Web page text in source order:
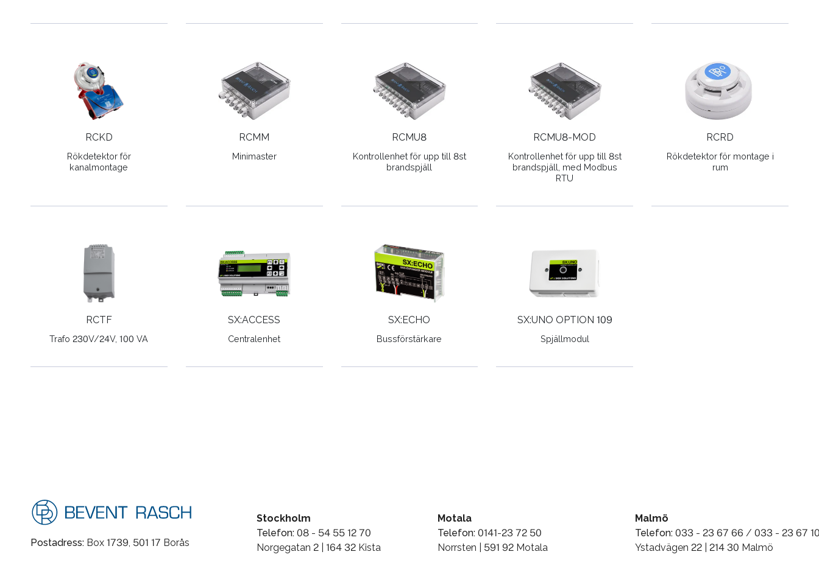
RCKD
Rökdetektor för
kanalmontage
RCMM
Minimaster
RCMU8
Kontrollenhet för upp till 8st
brandspjäll
RCMU8-MOD
Kontrollenhet för upp till 8st
brandspjäll, med Modbus
RTU
RCRD
Rökdetektor för montage i
rum
RCTF
Trafo 230V/24V, 100 VA
SX:ACCESS
Centralenhet
SX:ECHO
Bussförstärkare
SX:UNO OPTION 109
Spjällmodul
Postadress: Box 1739, 501 17 Borås
Stockholm
Telefon: 08 - 54 55 12 70
Norgegatan 2 | 164 32 Kista
Motala
Telefon: 0141-23 72 50
Norrsten | 591 92 Motala
Malmö
Telefon: 033 - 23 67 66 / 033 - 23 67
Ystadvägen 22 | 214 30 Malmö